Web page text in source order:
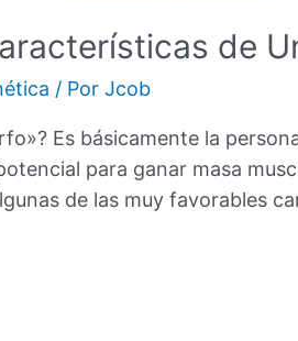
de
/ PorJcob
Es básicamente la
para ganar masa
de las muy favorables